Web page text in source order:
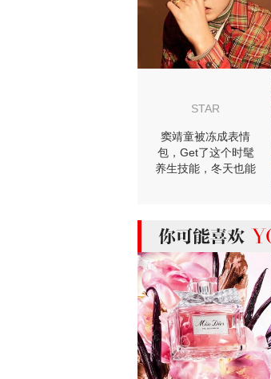
STAR
窦靖童被冻成表情
包，Get了这个时髦
养生技能，冬天也能